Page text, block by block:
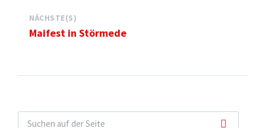
NÄCHSTE(S)
Maifest in Störmede